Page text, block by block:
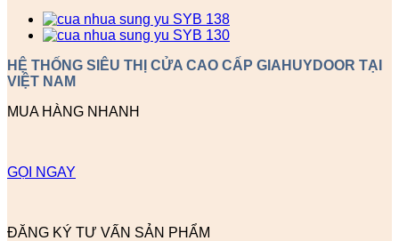
HỆ THỐNG SIÊU THỊ CỬA CAO CẤP GIAHUYDOOR TẠI
VIỆT NAM
MUA HÀNG NHANH
GỌI NGAY
ĐĂNG KÝ TƯ VẤN SẢN PHẨM